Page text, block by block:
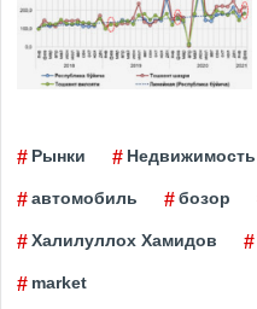
Рынки Недвижимость
автомобиль бозор
Халилуллох Хамидов
market